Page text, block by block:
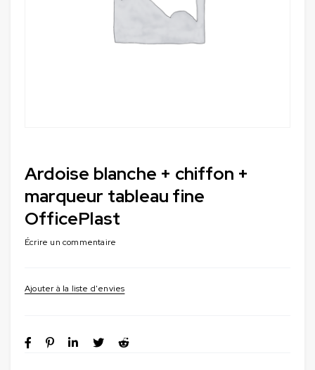
Ardoise blanche + chiffon +
marqueur tableau fine
OfficePlast
Écrire un commentaire